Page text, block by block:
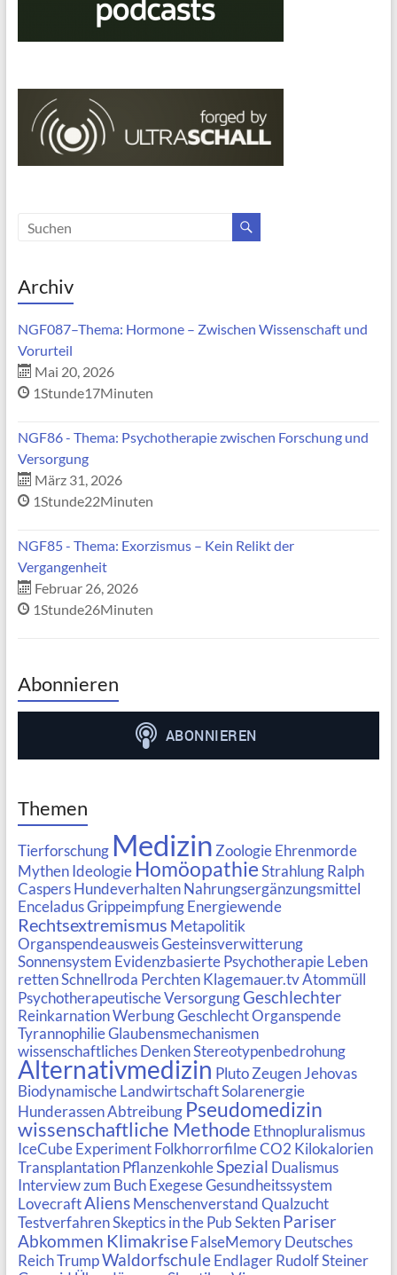
Archiv
NGF087–Thema: Hormone – Zwischen Wissenschaft und
Vorurteil
Mai 20, 2026
1Stunde17Minuten
NGF86 - Thema: Psychotherapie zwischen Forschung und
Versorgung
März 31, 2026
1Stunde22Minuten
NGF85 - Thema: Exorzismus – Kein Relikt der
Vergangenheit
Februar 26, 2026
1Stunde26Minuten
Abonnieren
Themen
Tierforschung Medizin Zoologie Ehrenmorde
Mythen Ideologie HomöopathieStrahlung Ralph
Caspers Hundeverhalten Nahrungsergänzungsmittel
EnceladusGrippeimpfung Energiewende
Rechtsextremismus Metapolitik
OrganspendeausweisGesteinsverwitterung
Sonnensystem Evidenzbasierte Psychotherapie Leben
rettenSchnellroda Perchten Klagemauer.tvAtommüll
Psychotherapeutische Versorgung Geschlechter
ReinkarnationWerbungGeschlechtOrganspende
TyrannophilieGlaubensmechanismen
wissenschaftliches DenkenStereotypenbedrohung
Alternativmedizin Pluto Zeugen Jehovas
Biodynamische LandwirtschaftSolarenergie
HunderassenAbtreibung Pseudomedizin
wissenschaftliche Methode Ethnopluralismus
IceCube Experiment FolkhorrorfilmeCO2 Kilokalorien
Transplantation PflanzenkohleSpezial Dualismus
Interview zum Buch ExegeseGesundheitssystem
LovecraftAliens MenschenverstandQualzucht
TestverfahrenSkeptics in the PubSekten Pariser
Abkommen Klimakrise FalseMemory Deutsches
ReichTrumpWaldorfschule Endlager Rudolf Steiner